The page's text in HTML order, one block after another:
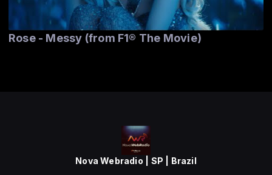
Rose - Messy (from F1® The Movie)
Nova Webradio | SP | Brazil